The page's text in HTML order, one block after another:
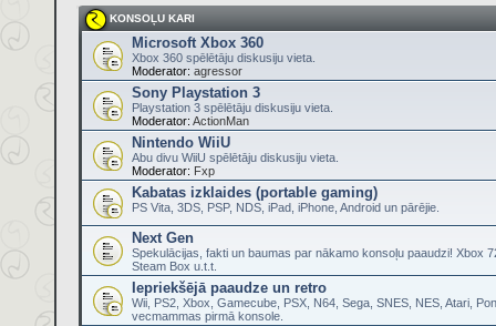
KONSOĻU KARI
Microsoft Xbox 360
Xbox 360 spēlētāju diskusiju vieta.
Moderator: agressor
Sony Playstation 3
Playstation 3 spēlētāju diskusiju vieta.
Moderator: ActionMan
Nintendo WiiU
Abu divu WiiU spēlētāju diskusiju vieta.
Moderator: Fxp
Kabatas izklaides (portable gaming)
PS Vita, 3DS, PSP, NDS, iPad, iPhone, Android un pārējie.
Next Gen
Spekulācijas, fakti un baumas par nākamo konsoļu paaudzi! Xbox
Steam Box u.t.t.
Iepriekšējā paaudze un retro
Wii, PS2, Xbox, Gamecube, PSX, N64, Sega, SNES, NES, Atari,
vecmammas pirmā konsole.